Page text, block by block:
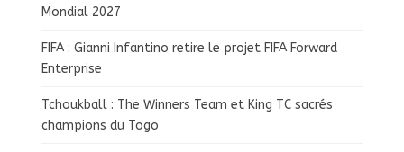
Mondial 2027
FIFA : Gianni Infantino retire le projet FIFA Forward
Enterprise
Tchoukball : The Winners Team et King TC sacrés
champions du Togo